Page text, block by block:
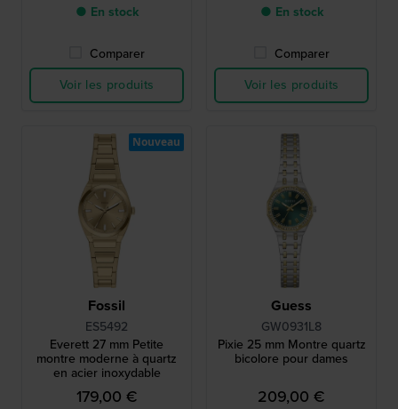
● En stock
Comparer
Voir les produits
● En stock
Comparer
Voir les produits
Fossil
ES5492
Everett 27 mm Petite
montre moderne à quartz
en acier inoxydable
179,00 €
Nouveau
Guess
GW0931L8
Pixie 25 mm Montre quartz
bicolore pour dames
209,00 €